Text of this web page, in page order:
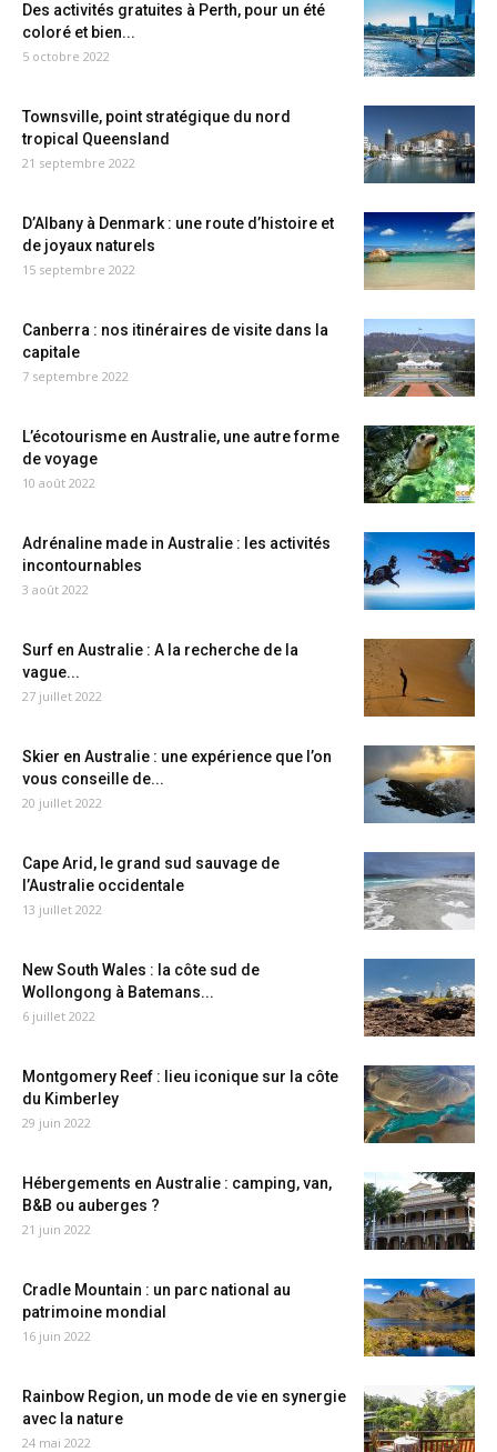
Des activités gratuites à Perth, pour un été
coloré et bien...
5 octobre 2022
Townsville, point stratégique du nord
tropical Queensland
21 septembre 2022
D’Albany à Denmark : une route d’histoire et
de joyaux naturels
15 septembre 2022
Canberra : nos itinéraires de visite dans la
capitale
7 septembre 2022
L’écotourisme en Australie, une autre forme
de voyage
10 août 2022
Adrénaline made in Australie : les activités
incontournables
3 août 2022
Surf en Australie : A la recherche de la
vague...
27 juillet 2022
Skier en Australie : une expérience que l’on
vous conseille de...
20 juillet 2022
Cape Arid, le grand sud sauvage de
l’Australie occidentale
13 juillet 2022
New South Wales : la côte sud de
Wollongong à Batemans...
6 juillet 2022
Montgomery Reef : lieu iconique sur la côte
du Kimberley
29 juin 2022
Hébergements en Australie : camping, van,
B&B ou auberges ?
21 juin 2022
Cradle Mountain : un parc national au
patrimoine mondial
16 juin 2022
Rainbow Region, un mode de vie en synergie
avec la nature
24 mai 2022